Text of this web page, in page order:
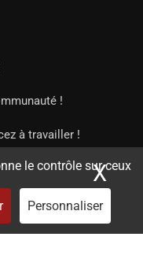
le contrôle sur ceux
Personnaliser
X
!
à travailler !